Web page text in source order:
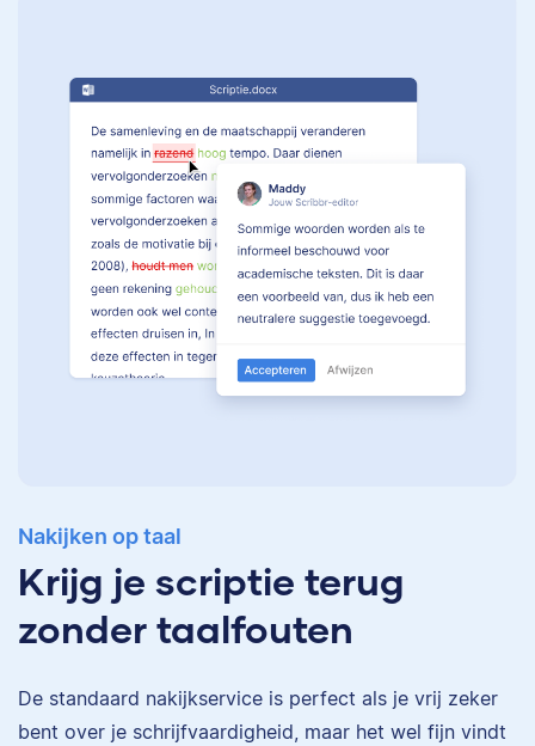
Nakijken op taal
Krijg je scriptie terug
zonder taalfouten
De standaard nakijkservice is perfect als je vrij zeker
bent over je schrijfvaardigheid, maar het wel fijn vindt